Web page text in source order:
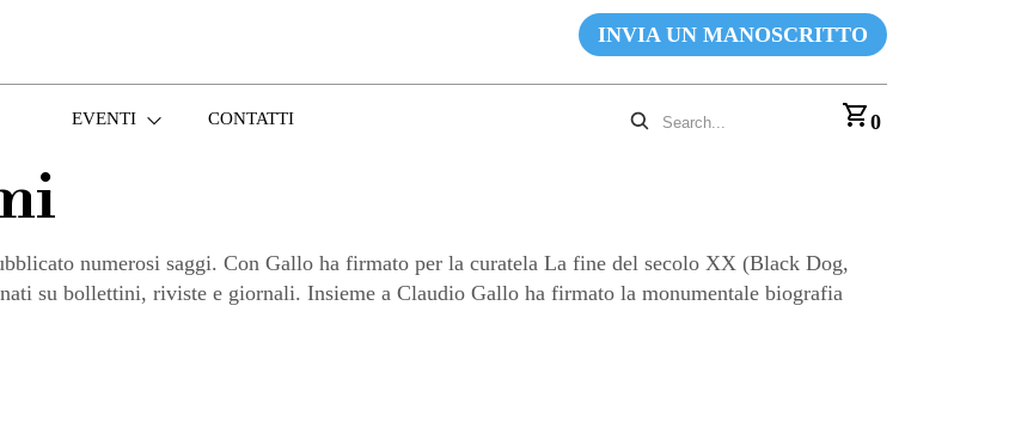
INVIA UN MANOSCRITTO
EVENTI CONTATTI 0
numerosi saggi. Con Gallo ha firmato per la curatela La fine del secolo XX (Black Dog,
su bollettini, riviste e giornali. Insieme a Claudio Gallo ha firmato la monumentale biografia